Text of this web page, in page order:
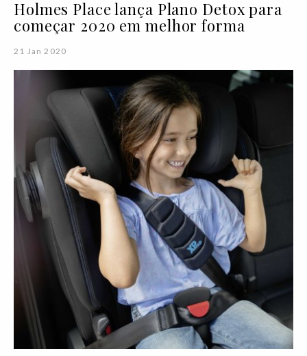
Holmes Place lança Plano Detox para
começar 2020 em melhor forma
21 Jan 2020